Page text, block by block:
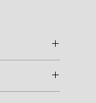
天內聯絡維